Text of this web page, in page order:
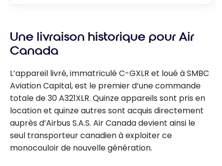
Une livraison historique pour Air
Canada
L’appareil livré, immatriculé C-GXLR et loué à SMBC
Aviation Capital, est le premier d’une commande
totale de 30 A321XLR. Quinze appareils sont pris en
location et quinze autres sont acquis directement
auprès d’Airbus S.A.S. Air Canada devient ainsi le
seul transporteur canadien à exploiter ce
monocouloir de nouvelle génération.